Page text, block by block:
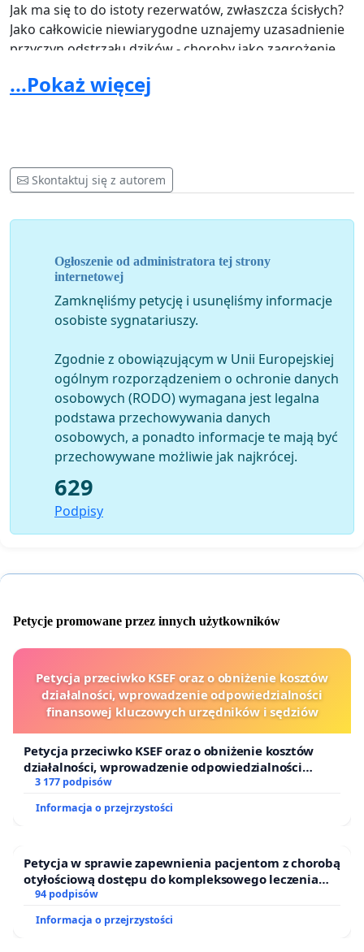
Jak ma się to do istoty rezerwatów, zwłaszcza ścisłych?
Jako całkowicie niewiarygodne uznajemy uzasadnienie
przyczyn odstrzału dzików - choroby jako zagrożenie
O słabej wiarygodności tej argumentacji świadczy,
Jesteśmy przekonani, że liczne akcje myśliwych, typu
„odstrzał dzików”, „odstrzał jeleni” „odstrzał łosi”,
Zwracamy uwagę, że Park Narodowy po masakrze
zwierząt nigdy nie wróci już do swojej roli, gdyż trudno
przekonać ludzi do ochrony zwierząt, roślin i przyrody
możliwość bezkarnego zabijania.
W kolejności możemy spodziewać się odstrzału ptaków
(choroba papuzia i grypa azjatycka oraz zagrożenie
hodowców drobiu), odstrzału lisów (możliwa
wścieklizna i zagrożenie hodowców zwierząt
Już upokorzono Polaków możliwością kar za zakłócanie
myśliwskich rozrywek, obecnie sięga się po Parki
Mówimy zdecydowane - dosyć! Deklarujemy wolę
zapewnienia, że nie staną się one motywem
powtórnych, patologicznych działań w przyszłości.
Grażyna Ciesielska
Ewa Łobocka
Joanna Samsel
Iwona Janicka
Leszek Pobojewski
Małgorzata Heydel - Pobojewska
...Pokaż więcej
Skontaktuj się z autorem
Ogłoszenie od administratora tej strony
internetowej
Zamknęliśmy petycję i usunęliśmy informacje
osobiste sygnatariuszy.
Zgodnie z obowiązującym w Unii Europejskiej
ogólnym rozporządzeniem o ochronie danych
osobowych (RODO) wymagana jest legalna
podstawa przechowywania danych
osobowych, a ponadto informacje te mają być
przechowywane możliwie jak najkrócej.
629
Podpisy
Petycje promowane przez innych użytkowników
Petycja przeciwko KSEF oraz o obniżenie kosztów
działalności, wprowadzenie odpowiedzialności
finansowej kluczowych urzędników i sędziów
Petycja przeciwko KSEF oraz o obniżenie kosztów
działalności, wprowadzenie odpowiedzialności
finansowej kluczowych urzędników i sędziów
3 177 podpisów
Informacja o przejrzystości
Petycja w sprawie zapewnienia pacjentom z chorobą
otyłościową dostępu do kompleksowego leczenia
oraz programów profilaktycznych.
94 podpisów
Informacja o przejrzystości